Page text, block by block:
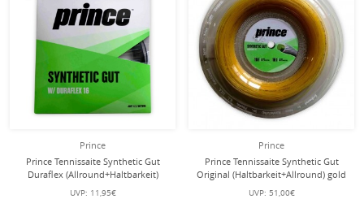
Prince
Prince Tennissaite Synthetic Gut
Duraflex (Allround+Haltbarkeit)
schwarz 12m Set
UVP: 11,95€
Prince
Prince Tennissaite Synthetic Gut
Original (Haltbarkeit+Allround) gold
100 Meter Rolle
UVP: 51,00€